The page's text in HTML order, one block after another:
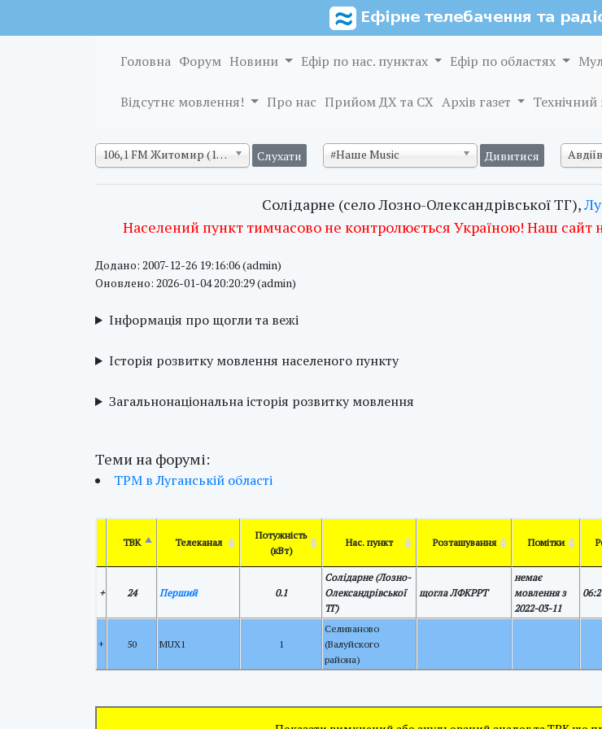
Головна Форум Новини Ефір по нас. пунктах Ефір по областях
Відсутнє мовлення! Про нас Прийом ДХ та СХ Архів газет Технічний
106,1 FM Житомир (128 кб/с) #Наше Music
Солідарне (село Лозно-Олександрівської ТГ),
Населений пункт тимчасово не контролюється Україною! Наш
Додано: 2007-12-26 19:16:06 (admin)
Оновлено: 2026-01-04 20:20:29 (admin)
Інформація про щогли та вежі
Історія розвитку мовлення населеного пункту
Загальнонаціональна історія розвитку мовлення
Теми на форумі:
ТРМ в Луганській області
ТВК Телеканал
Потужність
(кВт)
Нас. пункт Розташування Помітки
+ 24 Перший 0.1
Солідарне (Лозно-
Олександрівської
ТГ)
щогла ЛФКРРТ
немає
мовлення з
2022-03-11
+ 50 MUX1 1
Селиваново
(Валуйского
района)